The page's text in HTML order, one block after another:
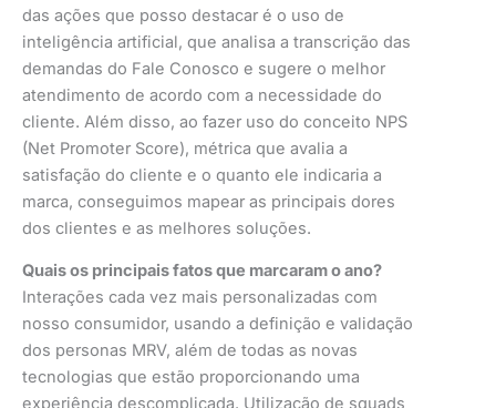
das ações que posso destacar é o uso de
inteligência artificial, que analisa a transcrição das
demandas do Fale Conosco e sugere o melhor
atendimento de acordo com a necessidade do
cliente. Além disso, ao fazer uso do conceito NPS
(Net Promoter Score), métrica que avalia a
satisfação do cliente e o quanto ele indicaria a
marca, conseguimos mapear as principais dores
dos clientes e as melhores soluções.
Quais os principais fatos que marcaram o ano?
Interações cada vez mais personalizadas com
nosso consumidor, usando a definição e validação
dos personas MRV, além de todas as novas
tecnologias que estão proporcionando uma